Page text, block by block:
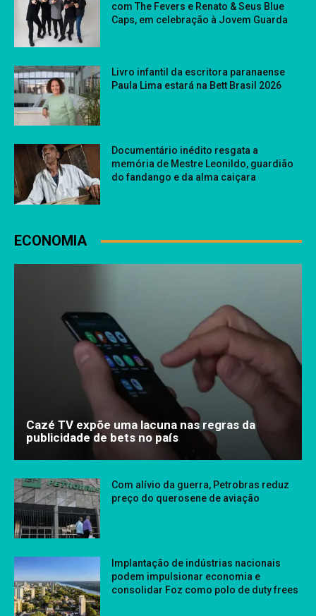
com The Fevers e Renato & Seus Blue
Caps, em celebração à Jovem Guarda
Livro infantil da escritora paranaense
Paula Lima estará na Bett Brasil 2026
Documentário inédito resgata a
memória de Mestre Leonildo, guardião
do fandango e da alma caiçara
ECONOMIA
Cazé TV expõe uma lacuna nas regras da
publicidade de bets no país
Com alívio da guerra, Petrobras reduz
preço do querosene de aviação
Implantação de indústrias nacionais
podem impulsionar economia e
consolidar Foz como polo de duty frees